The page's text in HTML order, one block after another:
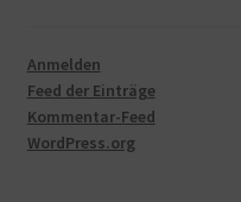
Anmelden
Feed der Einträge
Kommentar-Feed
WordPress.org